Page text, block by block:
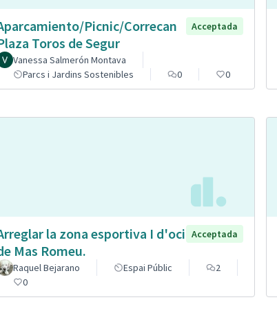
Picnic/Correcan
Toros de Segur
Acceptada
Vanessa Salmerón Montava
Parcs i Jardins Sostenibles
0 0
la zona esportiva I d'oci
Mas Romeu.
Acceptada
Raquel Bejarano Espai Públic
2
0